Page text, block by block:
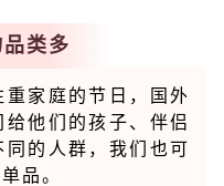
类多
重家庭的节日，国外
他们的孩子、伴侣
的人群，我们也可
品。